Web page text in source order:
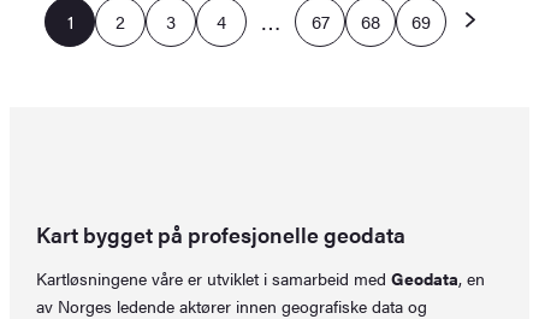
1 2 3 4 … 67 68 69
Kart bygget på profesjonelle geodata
Kartløsningene våre er utviklet i samarbeid medGeodata, en
av Norges ledende aktører innen geografiske data og